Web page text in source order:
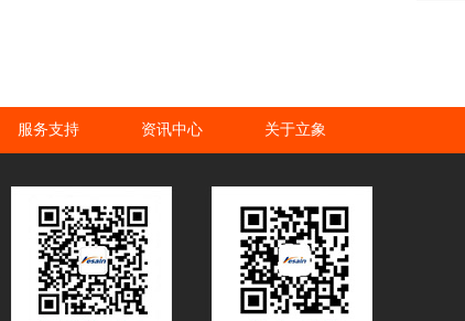
服务支持 资讯中心 关于立象